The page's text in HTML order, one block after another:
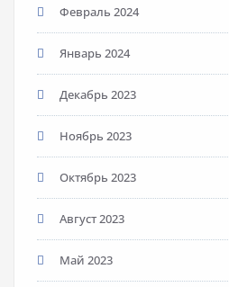
Февраль 2024
Январь 2024
Декабрь 2023
Ноябрь 2023
Октябрь 2023
Август 2023
Май 2023